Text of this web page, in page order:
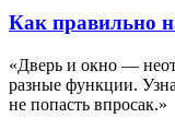
Как правильно
«Дверь и окно —
разные функции.
не попасть впросак.»